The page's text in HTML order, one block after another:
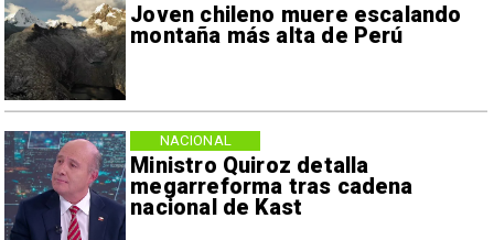
Joven chileno muere escalando
montaña más alta de Perú
Ministro Quiroz detalla
megarreforma tras cadena
nacional de Kast
NACIONAL